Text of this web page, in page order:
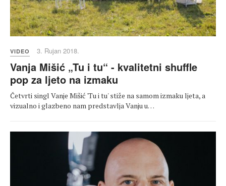
VIDEO 3. Rujan 2018.
Vanja Mišić „Tu i tu“ - kvalitetni shuffle
pop za ljeto na izmaku
Četvrti singl Vanje Mišić 'Tu i tu' stiže na samom izmaku ljeta, a
vizualno i glazbeno nam predstavlja Vanju u…